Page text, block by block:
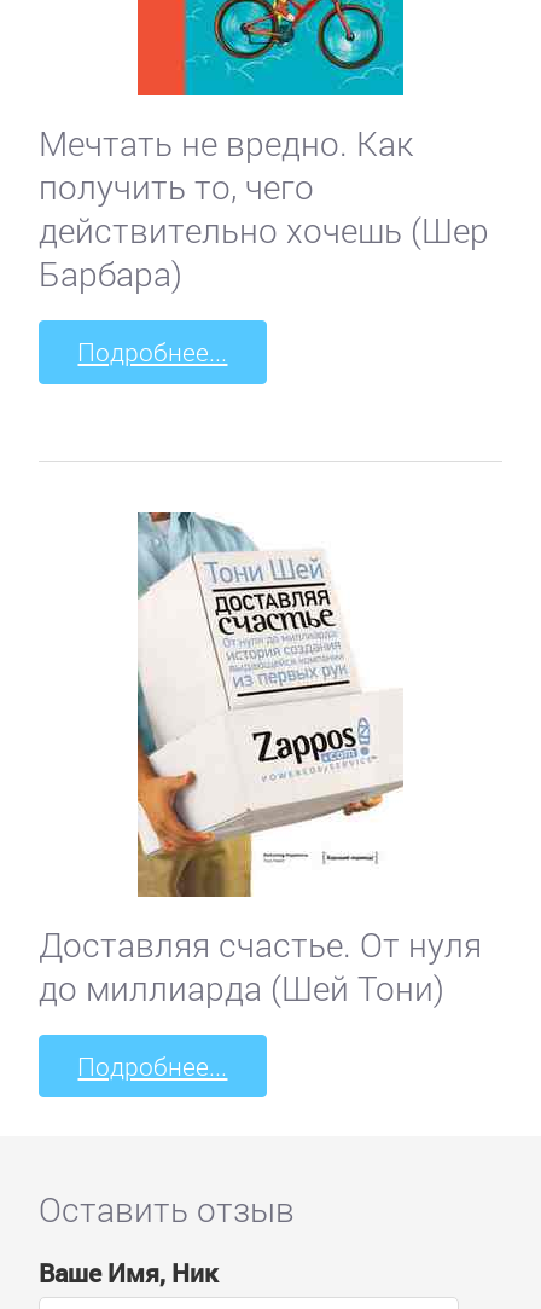
Мечтать не вредно. Как
получить то, чего
действительно хочешь (Шер
Барбара)
Подробнее...
Доставляя счастье. От нуля
до миллиарда (Шей Тони)
Подробнее...
Оставить отзыв
Ваше Имя, Ник